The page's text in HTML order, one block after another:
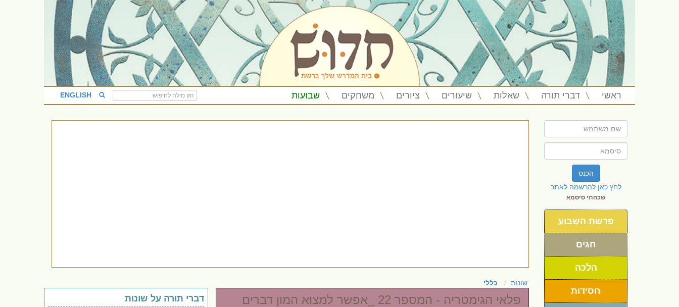
ראשי דברי תורה שאלות שיעורים ציורים משחקים שבועות ENGLISH
הכנס
לחץ כאן להרשמה לאתר
שכחתי סיסמא
פרשת השבוע
חגים
הלכה
חסידות
שונות כללי
פלאי הגימטריה - המספר 22 _אפשר למצוא המון דברים
דברי תורה על שונות